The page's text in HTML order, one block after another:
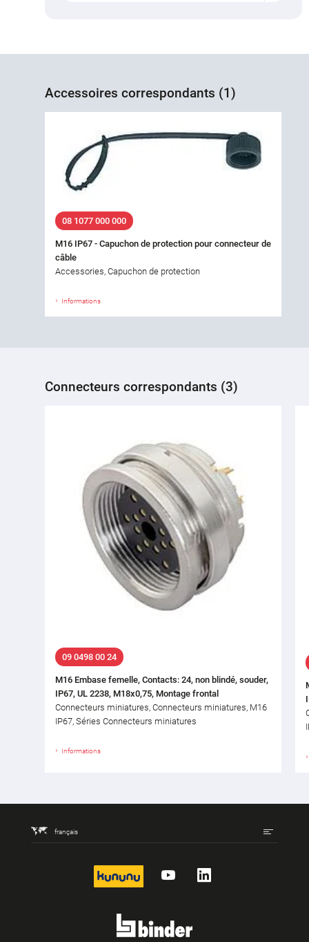
Accessoires correspondants (1)
08 1077 000 000
M16 IP67 - Capuchon de protection pour connecteur de
câble
Accessories, Capuchon de protection
Informations
Connecteurs correspondants (3)
09 0498 00 24
M16 Embase femelle, Contacts: 24, non blindé, souder,
IP67, UL 2238, M18x0,75, Montage frontal
Connecteurs miniatures, Connecteurs miniatures, M16
IP67, Séries Connecteurs miniatures
Informations
français
kununu YouTubeLinkedIn